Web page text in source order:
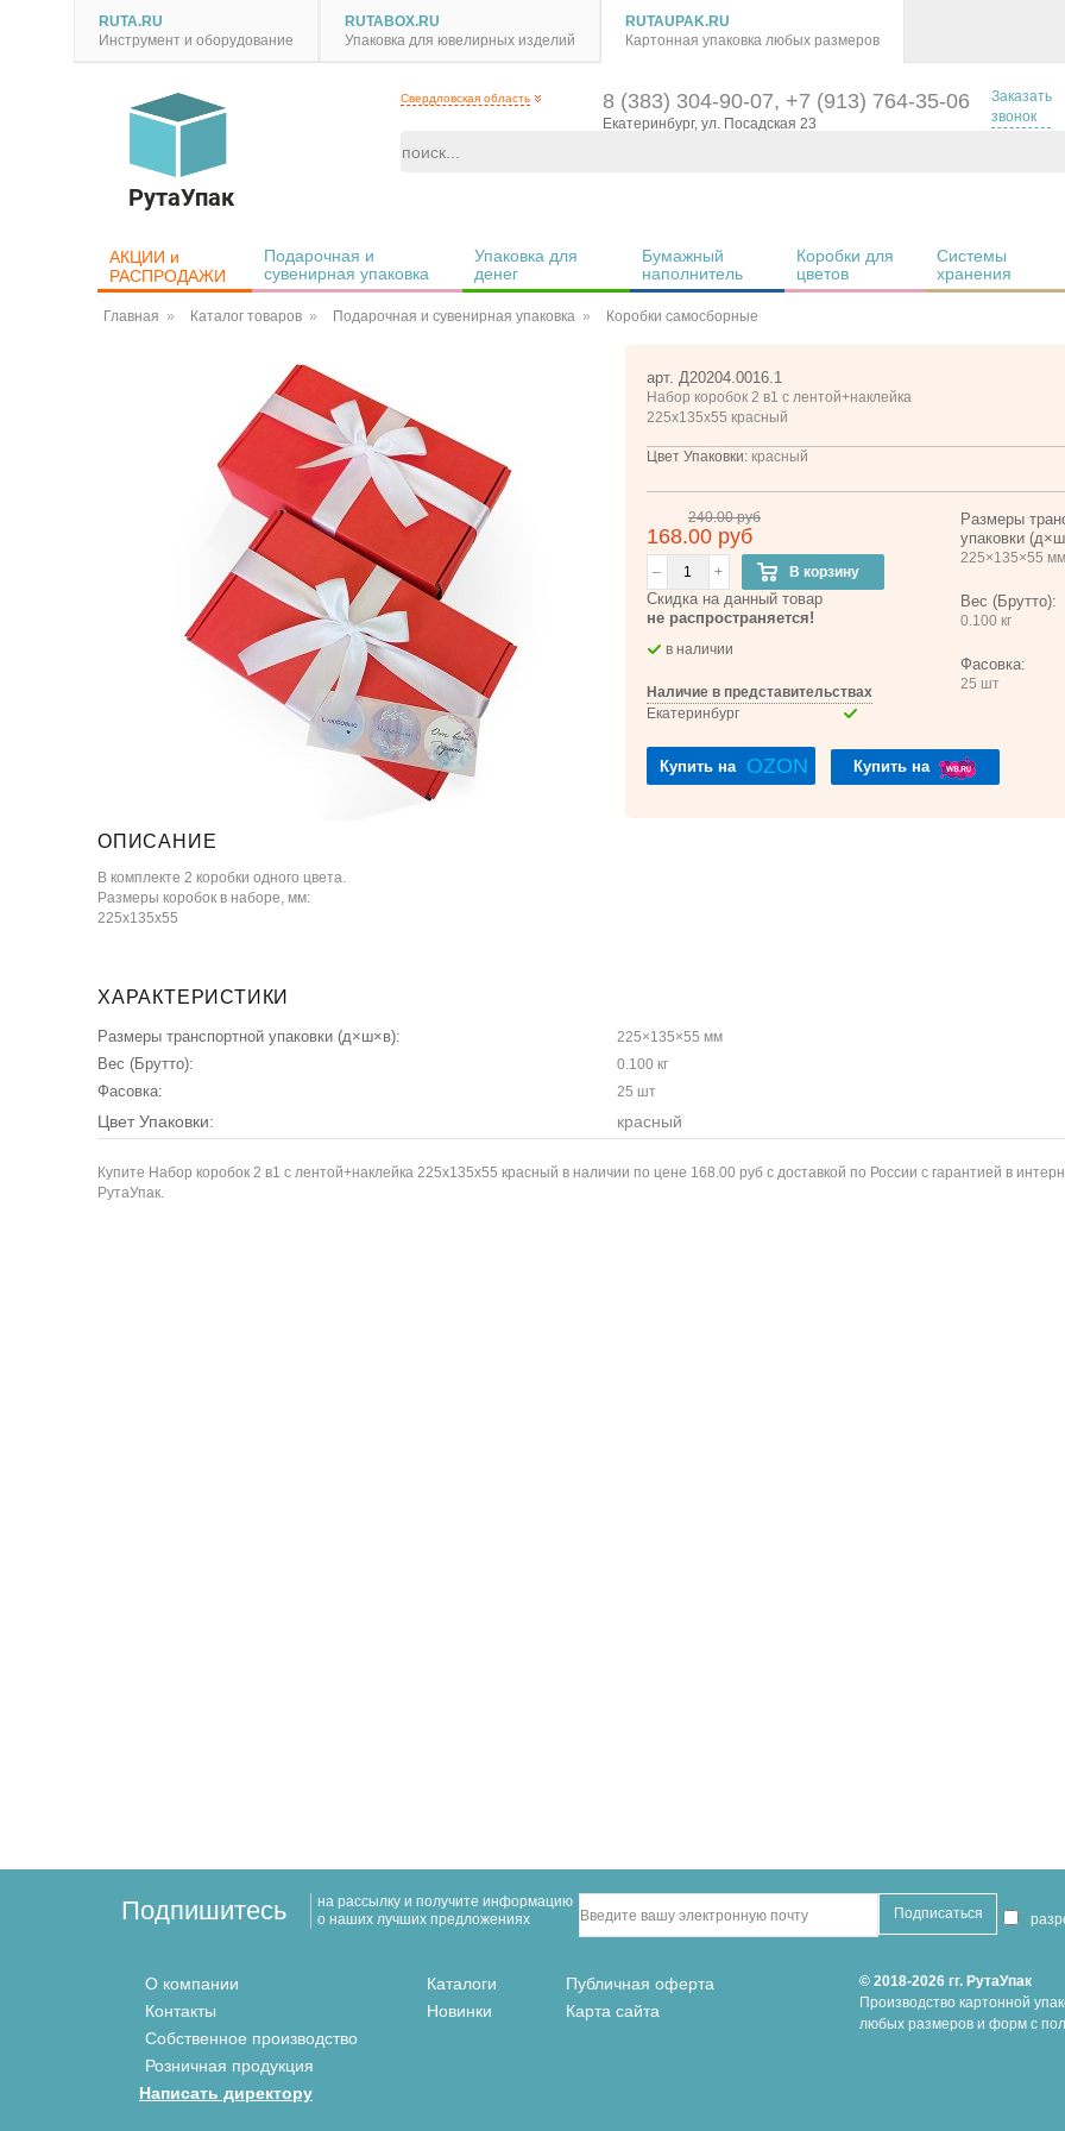
RUTA.RU
Инструмент и оборудование
RUTABOX.RU
Упаковка для ювелирных изделий
RUTAUPAK.RU
Картонная упаковка любых размеров
РутаУпак
Свердловская область 8 (383) 304-90-07, +7 (913) 764-35-06
Екатеринбург, ул. Посадская 23
Заказать
звонок
АКЦИИ и
РАСПРОДАЖИ
Подарочная и
сувенирная упаковка
Упаковка для
денег
Бумажный
наполнитель
Коробки для
цветов
Системы
хранения
Главная Каталог товаров Подарочная и сувенирная упаковка Коробки самосборные
арт. Д20204.0016.1
Набор коробок 2 в1 с лентой+наклейка
225х135х55 красный
Цвет Упаковки:красный
240.00 руб
168.00 руб
– + В корзину
Скидка на данный товар
не распространяется!
в наличии
Наличие в представительствах
Екатеринбург
Размеры
упаковки
225×135×55 мм
Вес (Брутто):
0.100 кг
Фасовка:
25 шт
Купить на OZON Купить на
ОПИСАНИЕ
В комплекте 2 коробки одного цвета.
Размеры коробок в наборе, мм:
225х135х55
ХАРАКТЕРИСТИКИ
Размеры транспортной упаковки (д×ш×в): 225×135×55 мм
Вес (Брутто): 0.100 кг
Фасовка: 25 шт
Цвет Упаковки: красный
Купите Набор коробок 2 в1 с лентой+наклейка 225х135х55 красный в наличии по цене 168.00 руб с доставкой по России с гарантией в
РутаУпак.
Подпишитесь
на рассылку и получите информацию
о наших лучших предложениях
О компании
Контакты
Собственное производство
Розничная продукция
Каталоги
Новинки
Публичная оферта
Карта сайта
Написать директору
© 2018-2026 гг. РутаУпак
Производство картонной
любых размеров и форм с